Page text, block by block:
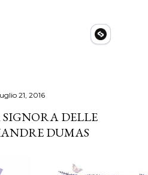
21, 2016
DELLE
DUMAS